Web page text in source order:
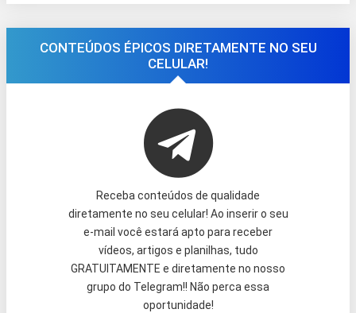
CONTEÚDOS ÉPICOS DIRETAMENTE NO SEU
CELULAR!
Receba conteúdos de qualidade
diretamente no seu celular! Ao inserir o seu
e-mail você estará apto para receber
vídeos, artigos e planilhas, tudo
GRATUITAMENTE e diretamente no nosso
grupo do Telegram!! Não perca essa
oportunidade!